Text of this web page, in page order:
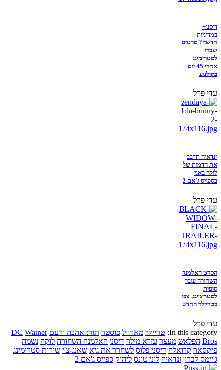
דיסני+
במדיניות
חדשה? סרטים
יעברו
לסטרימינג
אחרי 45 יום
בקולנוע
עדי פרל
זנדאיה תדבב
את הדמות של
לולה באני
בספייס ג'אם 2
עדי פרל
הסרט האלמנה
השחורה עובר
סופית
לסטרימינג, צפו
בטריילר החדש
עדי פרל
In this category: טריילר מארוול פוסטר תור: אהבה ורעם DC Warner
Bros הפלאש מעצר עזרא מילר דיסני האלמנה השחורה לוקה נשמה
פיקסאר קרואלה דיסני פלוס לשחרר את גיא שאנג-צ'י שירות סטרימינג
ג'יימס לברון זנדאיה לוני טונס ליהוק ספייס ג'אם 2